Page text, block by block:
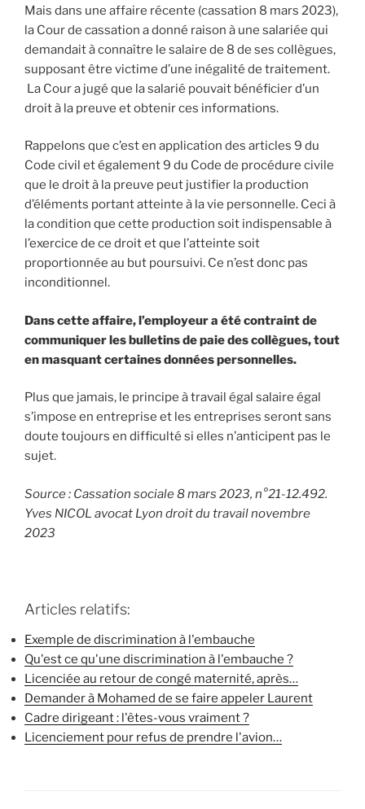
Mais dans une affaire récente (cassation 8 mars 2023),
la Cour de cassation a donné raison à une salariée qui
demandait à connaître le salaire de 8 de ses collègues,
supposant être victime d’une inégalité de traitement.
La Cour a jugé que la salarié pouvait bénéficier d’un
droit à la preuve et obtenir ces informations.
Rappelons que c’est en application des articles 9 du
Code civil et également 9 du Code de procédure civile
que le droit à la preuve peut justifier la production
d’éléments portant atteinte à la vie personnelle. Ceci à
la condition que cette production soit indispensable à
l’exercice de ce droit et que l’atteinte soit
proportionnée au but poursuivi. Ce n’est donc pas
inconditionnel.
Dans cette affaire, l’employeur a été contraint de
communiquer les bulletins de paie des collègues, tout
en masquant certaines données personnelles.
Plus que jamais, le principe à travail égal salaire égal
s’impose en entreprise et les entreprises seront sans
doute toujours en difficulté si elles n’anticipent pas le
sujet.
Source : Cassation sociale 8 mars 2023, n°21-12.492.
Yves NICOL avocat Lyon droit du travail novembre
2023
Articles relatifs:
Exemple de discrimination à l'embauche
Qu'est ce qu'une discrimination à l'embauche ?
Licenciée au retour de congé maternité, après…
Demander à Mohamed de se faire appeler Laurent
Cadre dirigeant : l'êtes-vous vraiment ?
Licenciement pour refus de prendre l'avion…